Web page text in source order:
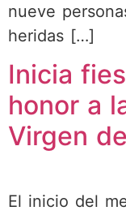
nueve
heridas […]
Inicia
honor a
Virgen
El inicio del